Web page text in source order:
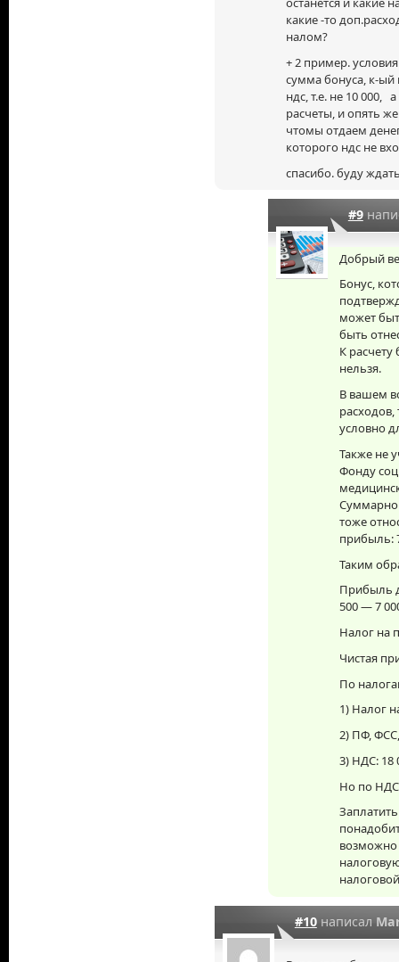
какие-то
налом?
+ 2 пример.
сумма бонуса, к-
ндс, т.е. не 10 000,
расчеты, и опять
чтомы отдаем
которого ндс не
спасибо. буду
#9
Добрый
Бонус,
может
быть
К
нельзя.
В вашем
условно
Также не
Фонду
Суммарно
тоже
прибыль:
Таким
Прибыль
500 — 7
Налог на
Чистая
По
1) Налог
2) ПФ,
3) НДС: 18
Но по НДС
возможно
#10написал